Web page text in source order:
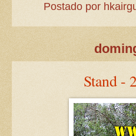
Postado por
Stand -